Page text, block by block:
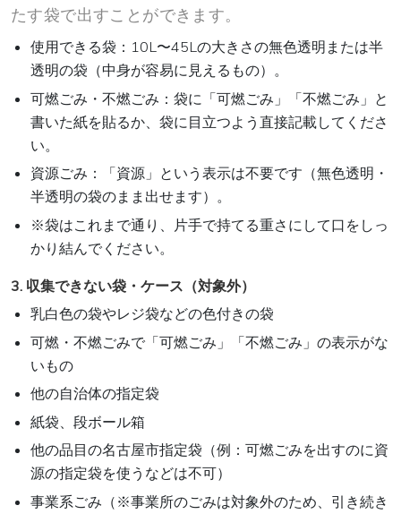
たす袋で出すことができます。
使用できる袋：10L〜45Lの大きさの無色透明または半
透明の袋（中身が容易に見えるもの）。
可燃ごみ・不燃ごみ：袋に「可燃ごみ」「不燃ごみ」と
書いた紙を貼るか、袋に目立つよう直接記載してくださ
い。
資源ごみ：「資源」という表示は不要です（無色透明・
半透明の袋のまま出せます）。
※袋はこれまで通り、片手で持てる重さにして口をしっ
かり結んでください。
3. 収集できない袋・ケース（対象外）
乳白色の袋やレジ袋などの色付きの袋
可燃・不燃ごみで「可燃ごみ」「不燃ごみ」の表示がな
いもの
他の自治体の指定袋
紙袋、段ボール箱
他の品目の名古屋市指定袋（例：可燃ごみを出すのに資
源の指定袋を使うなどは不可）
事業系ごみ（※事業所のごみは対象外のため、引き続き